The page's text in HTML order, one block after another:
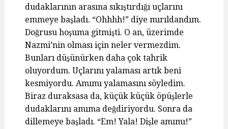
dudaklarının arasına sıkıştırdığı uçlarını
emmeye başladı. “Ohhhh!” diye mırıldandım.
Doğrusu hoşuma gitmişti. O an, üzerimde
Nazmi’nin olması için neler vermezdim.
Bunları düşünürken daha çok tahrik
oluyordum. Uçlarını yalaması artık beni
kesmiyordu. Amımı yalamasını söyledim.
Biraz duraksasa da, küçük küçük öpüşlerle
dudaklarını amıma değdiriyordu. Sonra da
dillemeye başladı. “Em! Yala! Dişle amımı!”